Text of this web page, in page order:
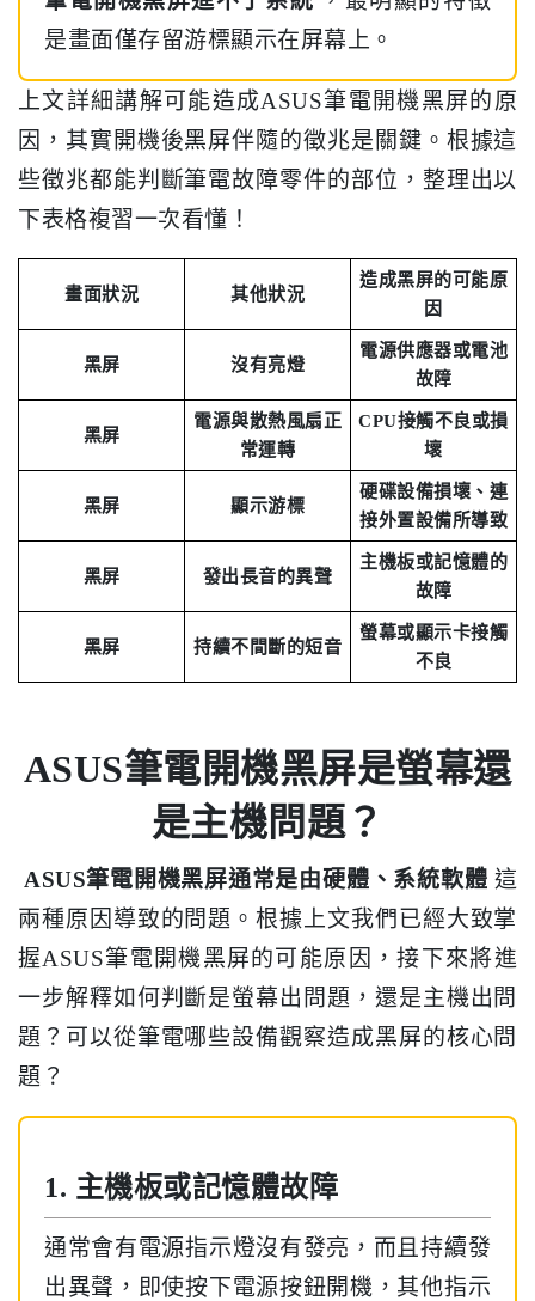
是畫面僅存留游標顯示在屏幕上。
上文詳細講解可能造成ASUS筆電開機黑屏的原
因，其實開機後黑屏伴隨的徵兆是關鍵。根據這
些徵兆都能判斷筆電故障零件的部位，整理出以
下表格複習一次看懂！
畫面狀況 其他狀況
造成黑屏的可能原
因
黑屏 沒有亮燈
電源供應器或電池
故障
黑屏
電源與散熱風扇正
常運轉
CPU接觸不良或損
壞
黑屏 顯示游標
硬碟設備損壞、連
接外置設備所導致
黑屏 發出長音的異聲
主機板或記憶體的
故障
黑屏 持續不間斷的短音
螢幕或顯示卡接觸
不良
ASUS筆電開機黑屏是螢幕還
是主機問題？
ASUS筆電開機黑屏通常是由硬體、系統軟體 這
兩種原因導致的問題。根據上文我們已經大致掌
握ASUS筆電開機黑屏的可能原因，接下來將進
一步解釋如何判斷是螢幕出問題，還是主機出問
題？可以從筆電哪些設備觀察造成黑屏的核心問
題？
1. 主機板或記憶體故障
通常會有電源指示燈沒有發亮，而且持續發
出異聲，即使按下電源按鈕開機，其他指示